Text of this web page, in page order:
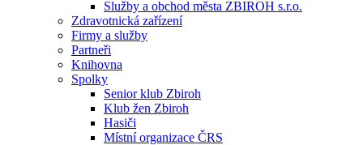
Služby a obchod města ZBIROH s.r.o.
Zdravotnická zařízení
Firmy a služby
Partneři
Knihovna
Spolky
Senior klub Zbiroh
Klub žen Zbiroh
Hasiči
Místní organizace ČRS